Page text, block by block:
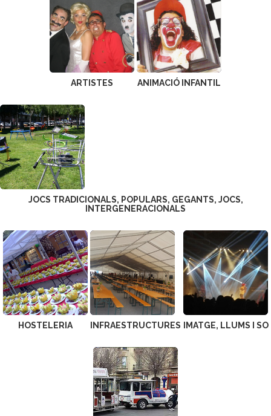
ARTISTES ANIMACIÓ INFANTIL
JOCS TRADICIONALS, POPULARS, GEGANTS, JOCS,
INTERGENERACIONALS
HOSTELERIA INFRAESTRUCTURES IMATGE, LLUMS I SO